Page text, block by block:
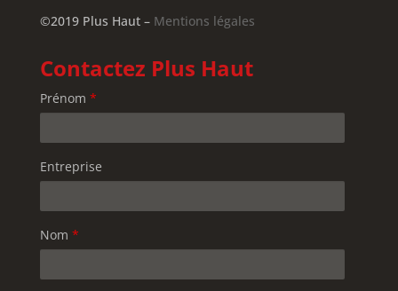
©2019 Plus Haut – Mentions légales
Contactez Plus Haut
Prénom *
Entreprise
Nom *